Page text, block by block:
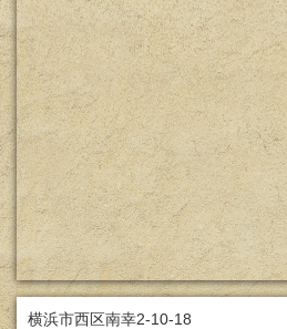
横浜市西区南幸2-10-18